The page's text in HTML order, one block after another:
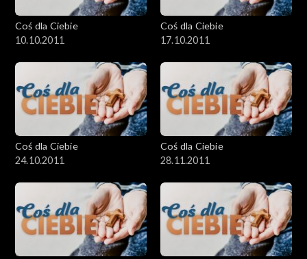
Coś dla Ciebie
10.10.2011
Coś dla Ciebie
17.10.2011
Coś dla Ciebie
24.10.2011
Coś dla Ciebie
28.11.2011